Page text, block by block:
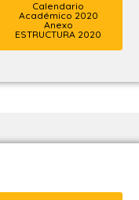
Calendario
Académico 2020
Anexo
ESTRUCTURA 2020